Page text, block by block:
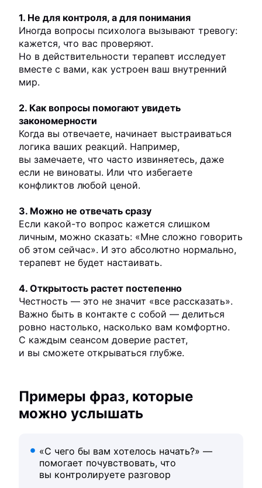
1. Не для контроля, а для понимания
Иногда вопросы психолога вызывают тревогу:
кажется, что вас проверяют.
Но в действительности терапевт исследует
вместе с вами, как устроен ваш внутренний
мир.
2. Как вопросы помогают увидеть
закономерности
Когда вы отвечаете, начинает выстраиваться
логика ваших реакций. Например,
вы замечаете, что часто извиняетесь, даже
если не виноваты. Или что избегаете
конфликтов любой ценой.
3. Можно не отвечать сразу
Если какой-то вопрос кажется слишком
личным, можно сказать: «Мне сложно говорить
об этом сейчас». И это абсолютно нормально,
терапевт не будет настаивать.
4. Открытость растет постепенно
Честность — это не значит «все рассказать».
Важно быть в контакте с собой — делиться
ровно настолько, насколько вам комфортно.
С каждым сеансом доверие растет,
и вы сможете открываться глубже.
Примеры фраз, которые
можно услышать
«С чего бы вам хотелось начать?» —
помогает почувствовать, что
вы контролируете разговор